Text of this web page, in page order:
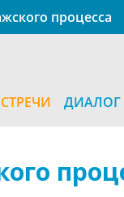
процесса
ДИАЛОГ